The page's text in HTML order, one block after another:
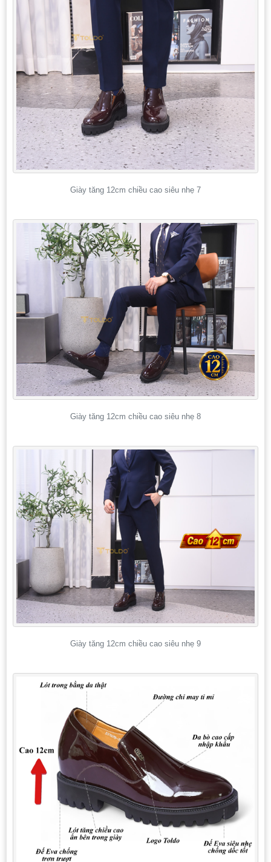
Giày tăng 12cm chiều cao siêu nhẹ 7
Giày tăng 12cm chiều cao siêu nhẹ 8
Giày tăng 12cm chiều cao siêu nhẹ 9